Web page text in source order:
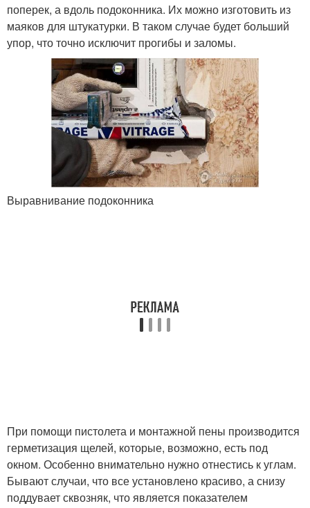
поперек, а вдоль подоконника. Их можно изготовить из
маяков для штукатурки. В таком случае будет больший
упор, что точно исключит прогибы и заломы.
Выравнивание подоконника
При помощи пистолета и монтажной пены производится
герметизация щелей, которые, возможно, есть под
окном. Особенно внимательно нужно отнестись к углам.
Бывают случаи, что все установлено красиво, а снизу
поддувает сквозняк, что является показателем